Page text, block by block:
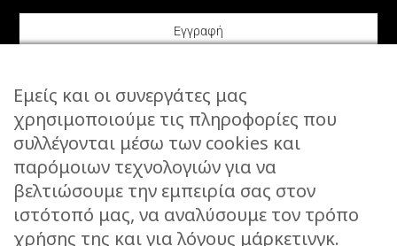
ΕΠΙΚΟΙΝΩΝΙΑ
STORIES
ΕΠΙΣΤΡΟΦΕΣ
ΤΡΟΠΟΙ ΑΠΟΣΤΟΛΗΣ
Εμείς και οι συνεργάτες μας
χρησιμοποιούμε τις πληροφορίες που
συλλέγονται μέσω των cookies και
παρόμοιων τεχνολογιών για να
βελτιώσουμε την εμπειρία σας στον
ιστότοπό μας, να αναλύσουμε τον τρόπο
χρήσης της και για λόγους μάρκετινγκ.